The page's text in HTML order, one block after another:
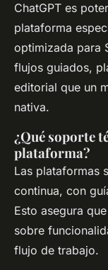
ChatGPT es
plataforma
optimizada para
flujos guiados,
editorial que un
nativa.
¿Qué soporte
plataforma?
Las plataformas
continua, con
Esto asegura
sobre
flujo de trabajo.